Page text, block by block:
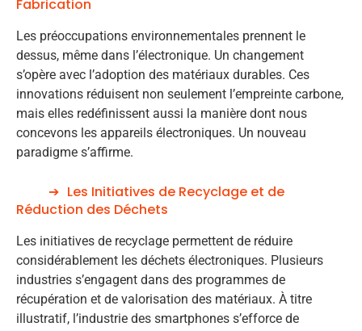
Fabrication
Les préoccupations environnementales prennent le
dessus, même dans l’électronique. Un changement
s’opère avec l’adoption des matériaux durables. Ces
innovations réduisent non seulement l’empreinte carbone,
mais elles redéfinissent aussi la manière dont nous
concevons les appareils électroniques. Un nouveau
paradigme s’affirme.
Les Initiatives de Recyclage et de
Réduction des Déchets
Les initiatives de recyclage permettent de réduire
considérablement les déchets électroniques. Plusieurs
industries s’engagent dans des programmes de
récupération et de valorisation des matériaux. À titre
illustratif, l’industrie des smartphones s’efforce de